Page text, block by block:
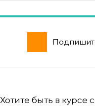
Хотите быть в курсе